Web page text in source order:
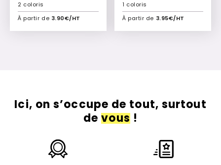
À partir de 3.90€/HT
2 coloris
Ajouter à mon devis
À partir de 3.95€/HT
1 coloris
Ajouter à mon devis
Ici, on s’occupe de tout, surtout
devous!